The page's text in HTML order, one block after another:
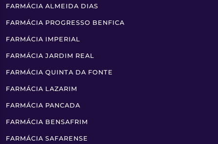
FARMÁCIA ALMEIDA DIAS
FARMÁCIA PROGRESSO BENFICA
FARMÁCIA IMPERIAL
FARMÁCIA JARDIM REAL
FARMÁCIA QUINTA DA FONTE
FARMÁCIA LAZARIM
FARMÁCIA PANCADA
FARMÁCIA BENSAFRIM
FARMÁCIA SAFARENSE